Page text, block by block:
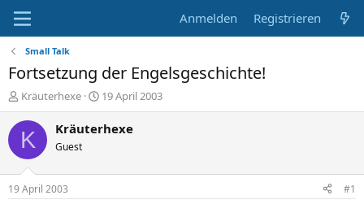
Anmelden Registrieren
Small Talk
Fortsetzung der Engelsgeschichte!
E
r
s
e
Kräuterhexe
E
r
s
t
19 April 2003
K Kräuterhexe
Guest
19 April 2003 #1